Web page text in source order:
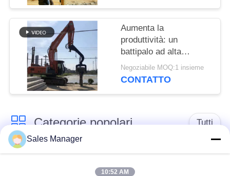
Aumenta la
produttività: un
battipalo ad alta
velocità con potente
vibrazione per
Negoziabile MOQ:1 insieme
CONTATTO
Categorie popolari Tutti
escavatore montato
battipalo
Sales Manager
10:52 AM